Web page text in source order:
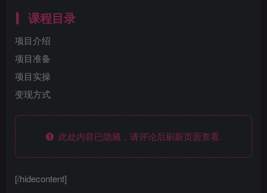
课程目录
项目介绍
项目准备
项目实操
变现方式
此处内容已隐藏，请评论后刷新页面查看.
[/hidecontent]